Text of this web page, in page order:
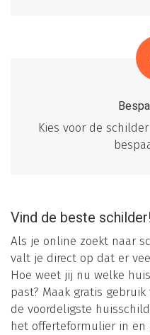
Kies voor de
Vind de beste schilder!
Als je online zoekt naar
valt je direct op dat er
Hoe weet jij nu welke
past? Maak gratis
de voordeligste
het offerteformulier in en